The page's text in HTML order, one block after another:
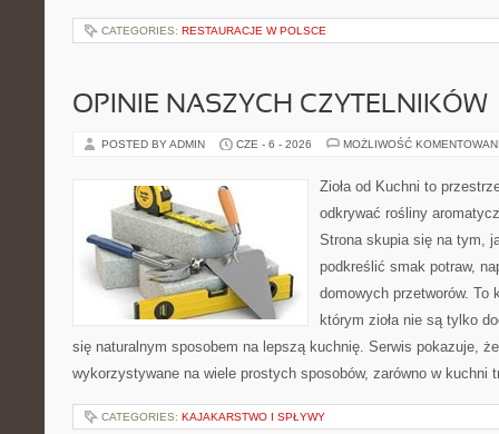
CATEGORIES: RESTAURACJE W POLSCE
OPINIE NASZYCH CZYTELNIKÓW
POSTED BY ADMIN CZE - 6 - 2026 MOŻLIWOŚĆ
Zioła od Kuchni to
odkrywać rośliny
Strona skupia się na tym,
podkreślić smak potraw,
domowych przetworów. To
którym zioła nie są tylko
się naturalnym sposobem na lepszą kuchnię. Serwis pokazuje,
wykorzystywane na wiele prostych sposobów, zarówno w
CATEGORIES: KAJAKARSTWO I SPŁYWY